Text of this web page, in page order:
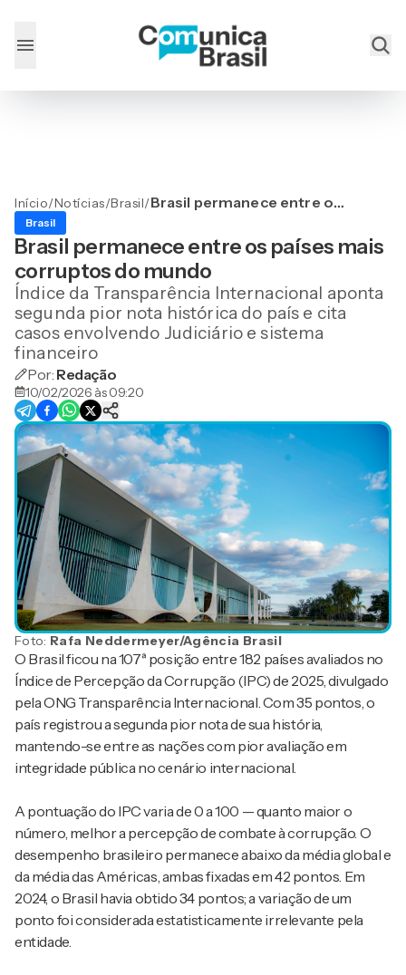
Início/Notícias/Brasil/Brasil permanece entre os
Brasil
Brasil permanece entre os países mais
corruptos do mundo
Índice da Transparência Internacional aponta
segunda pior nota histórica do país e cita
casos envolvendo Judiciário e sistema
financeiro
Por: Redação
10/02/2026 às 09:20
Foto: Rafa Neddermeyer/Agência Brasil
O Brasil ficou na 107ª posição entre 182 países avaliados no
Índice de Percepção da Corrupção (IPC) de 2025, divulgado
pela ONG Transparência Internacional. Com 35 pontos, o
país registrou a segunda pior nota de sua história,
mantendo-se entre as nações com pior avaliação em
integridade pública no cenário internacional.
A pontuação do IPC varia de 0 a 100 — quanto maior o
número, melhor a percepção de combate à corrupção. O
desempenho brasileiro permanece abaixo da média global e
da média das Américas, ambas fixadas em 42 pontos. Em
2024, o Brasil havia obtido 34 pontos; a variação de um
ponto foi considerada estatisticamente irrelevante pela
entidade.